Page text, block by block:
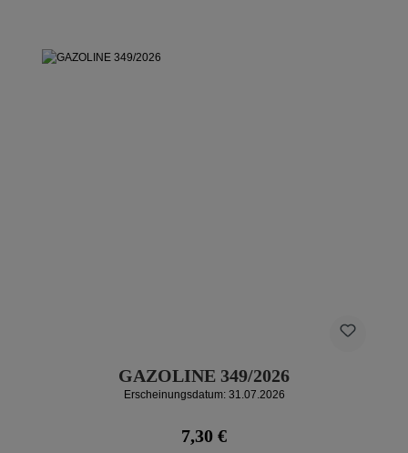
GAZOLINE 349/2026
Erscheinungsdatum: 31.07.2026
Regulärer Preis:
7,30 €